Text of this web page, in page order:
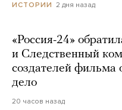
ИСТОРИИ 2 дня назад
«Россия-24»
и Следственный
создателей фильма
дело
20 часов назад